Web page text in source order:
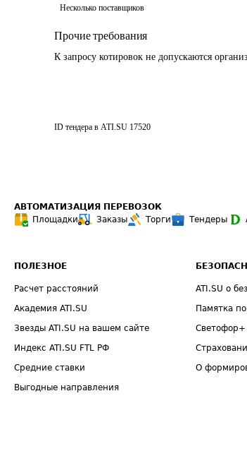
Несколько поставщиков
Прочие требования
К запросу котировок не допускаются
ID тендера в ATI.SU 17520
АВТОМАТИЗАЦИЯ ПЕРЕВОЗОК
Площадки
Заказы Торги Тендеры
ПОЛЕЗНОЕ
Расчет расстояний
Академия ATI.SU
Звезды ATI.SU на вашем сайте
Индекс ATI.SU FTL РФ
Средние ставки
Выгодные направления
ATI.SU о
Памятка
Светофор+
О